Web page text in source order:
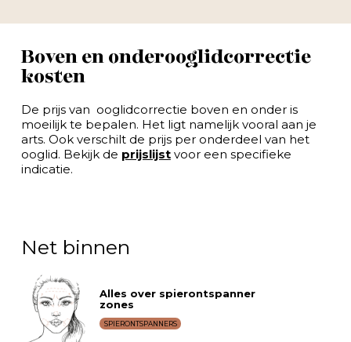
Boven en onderooglidcorrectie
kosten
De prijs van ooglidcorrectie boven en onder is
moeilijk te bepalen. Het ligt namelijk vooral aan je
arts. Ook verschilt de prijs per onderdeel van het
ooglid. Bekijk de prijslijstvoor een specifieke
indicatie.
Net binnen
Alles over spierontspanner
zones
SPIERONTSPANNERS